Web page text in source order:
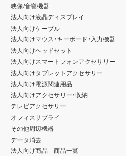
映像/音響機器
法人向け液晶ディスプレイ
法人向けケーブル
法人向けマウス・キーボード・入力機器
法人向けヘッドセット
法人向けスマートフォンアクセサリー
法人向けタブレットアクセサリー
法人向け電源関連用品
法人向けアクセサリー・収納
テレビアクセサリー
オフィスサプライ
その他周辺機器
データ消去
法人向け商品 商品一覧